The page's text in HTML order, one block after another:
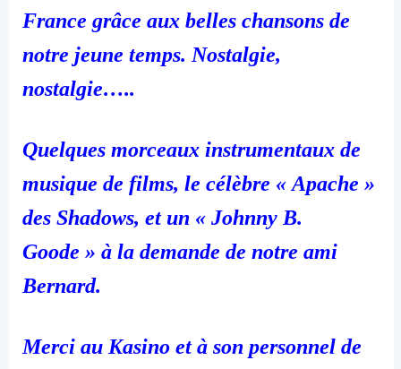
France grâce aux belles chansons de
notre jeune temps. Nostalgie,
nostalgie…..
Quelques morceaux instrumentaux de
musique de films, le célèbre « Apache »
des Shadows, et un « Johnny B.
Goode » à la demande de notre ami
Bernard.
Merci au Kasino et à son personnel de